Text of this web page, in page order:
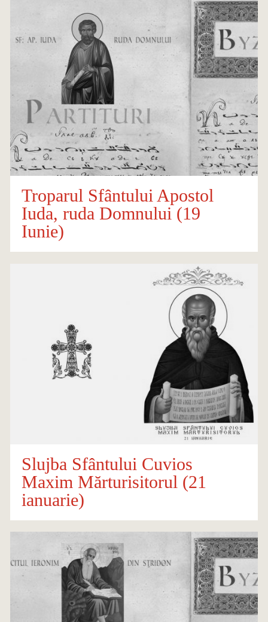
Troparul Sfântului Apostol
Iuda, ruda Domnului (19
Iunie)
Slujba Sfântului Cuvios
Maxim Mărturisitorul (21
ianuarie)